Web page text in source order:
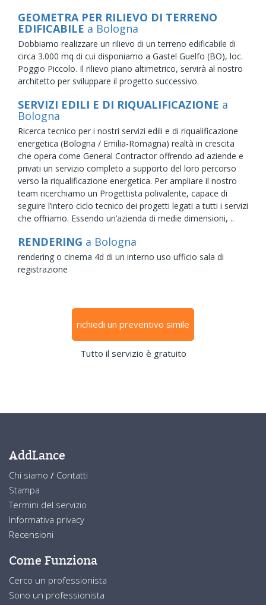
GEOMETRA PER RILIEVO DI TERRENO
EDIFICABILE a Bologna
Dobbiamo realizzare un rilievo di un terreno edificabile di
circa 3.000 mq di cui disponiamo a Gastel Guelfo (BO), loc.
Poggio Piccolo. Il rilievo piano altimetrico, servirà al nostro
architetto per sviluppare il progetto successivo.
SERVIZI EDILI E DI RIQUALIFICAZIONE a
Bologna
Ricerca tecnico per i nostri servizi edili e di riqualificazione
energetica (Bologna / Emilia-Romagna) realtà in crescita
che opera come General Contractor offrendo ad aziende e
privati un servizio completo a supporto del loro percorso
verso la riqualificazione energetica. Per ampliare il nostro
team ricerchiamo un Progettista polivalente, capace di
seguire l’intero ciclo tecnico dei progetti legati a tutti i servizi
che offriamo. Essendo un’azienda di medie dimensioni, ..
RENDERING a Bologna
rendering o cinema 4d di un interno uso ufficio sala di
registrazione
richiedi un preventivo simile
Tutto il servizio è gratuito
AddLance
Chi siamo / Contatti
Stampa
Termini del servizio
Informativa privacy
Recensioni
Come Funziona
Cerco un professionista
Sono un professionista